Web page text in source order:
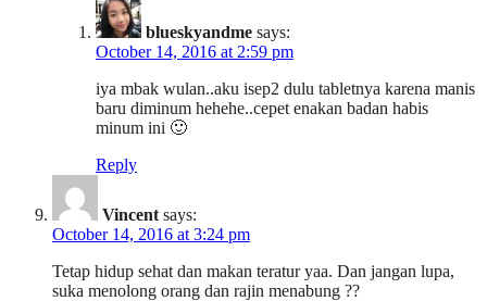
blueskyandme says:
October 14, 2016 at 2:59 pm
iya mbak wulan..aku isep2 dulu tabletnya karena manis
baru diminum hehehe..cepet enakan badan habis
minum ini 🙂
Reply
Vincent says:
October 14, 2016 at 3:24 pm
Tetap hidup sehat dan makan teratur yaa. Dan jangan lupa,
suka menolong orang dan rajin menabung ??